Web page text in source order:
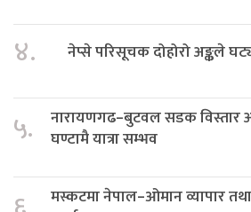
४. नेप्से परिसूचक दोहोरो अङ्कले
५.
नारायणगढ–बुटवल सडक विस्तार
घण्टामै यात्रा सम्भव
मस्कटमा नेपाल–ओमान व्यापार तथा